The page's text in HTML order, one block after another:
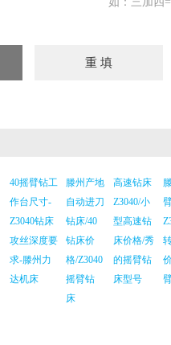
40摇臂钻工
作台尺寸-
Z3040钻床
攻丝深度要
求-滕州力
达机床
滕州产地
自动进刀
钻床/40
钻床价
格/Z3040
摇臂钻
床
高速钻床
Z3040/小
型高速钻
床价格/秀
的摇臂钻
床型号